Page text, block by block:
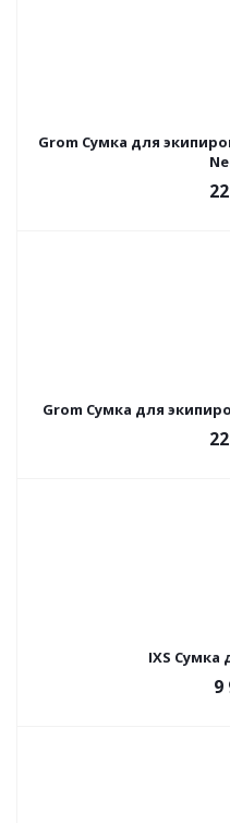
Grom Сумка для
Grom Сумка для
IXS Сумка
9